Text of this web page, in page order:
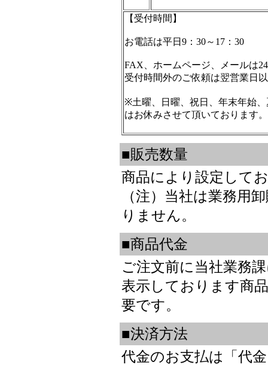
【受付時間】
お電話は平日9：30～17：30
FAX、ホームページ、メールは
受付時間外のご依頼は翌営業日
※土曜、日曜、祝日、年末年始
はお休みさせて頂いております。
■販売数量
商品により設定して
（注）当社は業務用
りません。
■商品代金
ご注文前に当社業務
表示しております商
要です。
■決済方法
代金のお支払は「代